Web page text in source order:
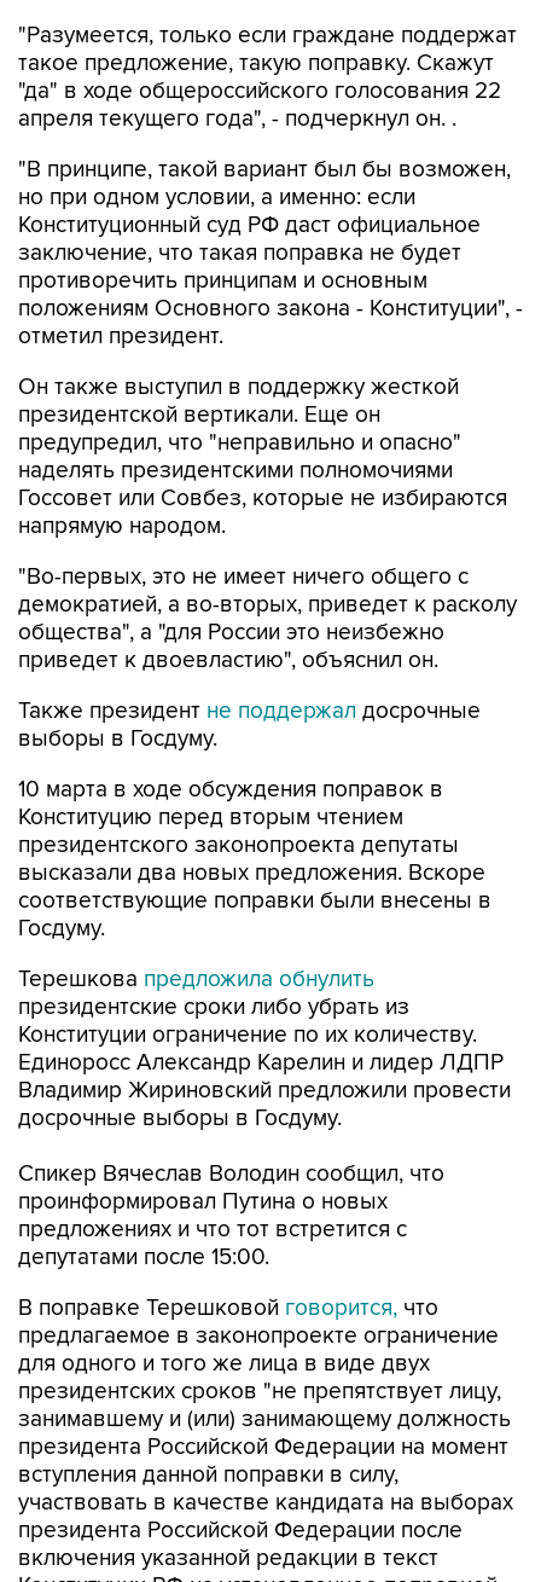
"Разумеется, только если граждане поддержат
такое предложение, такую поправку. Скажут
"да" в ходе общероссийского голосования 22
апреля текущего года", - подчеркнул он. .
"В принципе, такой вариант был бы возможен,
но при одном условии, а именно: если
Конституционный суд РФ даст официальное
заключение, что такая поправка не будет
противоречить принципам и основным
положениям Основного закона - Конституции", -
отметил президент.
Он также выступил в поддержку жесткой
президентской вертикали. Еще он
предупредил, что "неправильно и опасно"
наделять президентскими полномочиями
Госсовет или Совбез, которые не избираются
напрямую народом.
"Во-первых, это не имеет ничего общего с
демократией, а во-вторых, приведет к расколу
общества", а "для России это неизбежно
приведет к двоевластию", объяснил он.
Также президент не поддержал досрочные
выборы в Госдуму.
10 марта в ходе обсуждения поправок в
Конституцию перед вторым чтением
президентского законопроекта депутаты
высказали два новых предложения. Вскоре
соответствующие поправки были внесены в
Госдуму.
Терешкова предложила обнулить
президентские сроки либо убрать из
Конституции ограничение по их количеству.
Единоросс Александр Карелин и лидер ЛДПР
Владимир Жириновский предложили провести
досрочные выборы в Госдуму.
Спикер Вячеслав Володин сообщил, что
проинформировал Путина о новых
предложениях и что тот встретится с
депутатами после 15:00.
В поправке Терешковой говорится, что
предлагаемое в законопроекте ограничение
для одного и того же лица в виде двух
президентских сроков "не препятствует лицу,
занимавшему и (или) занимающему должность
президента Российской Федерации на момент
вступления данной поправки в силу,
участвовать в качестве кандидата на выборах
президента Российской Федерации после
включения указанной редакции в текст